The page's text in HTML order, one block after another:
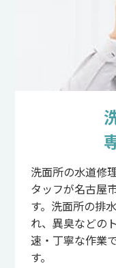
洗面所の水道修
タッフが名古屋
す。洗面所の排
れ、異臭などの
速・丁寧な作業
す。